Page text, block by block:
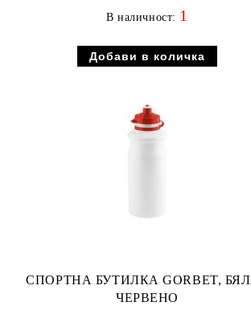
В наличност: 1
СПОРТНА БУТИЛКА GORBET,
ЧЕРВЕНО